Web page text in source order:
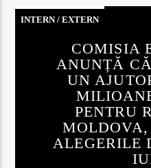
INTERN / EXTERN
COMISIA
ANUNȚĂ
UN
PENTRU
ALEGERILE